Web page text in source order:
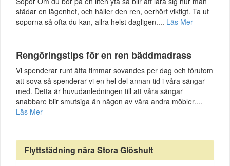
städar en lägenhet, och håller den ren, oerhört viktigt. Ta ut
soporna så ofta du kan, allra helst dagligen.... Läs Mer
Rengöringstips för en ren bäddmadrass
Vi spenderar runt åtta timmar sovandes per dag och förutom
att sova så spenderar vi en hel del annan tid i våra sängar
med. Detta är huvudanledningen till att våra sängar
snabbare blir smutsiga än någon av våra andra möbler....
Läs Mer
Flyttstädning nära Stora Glöshult